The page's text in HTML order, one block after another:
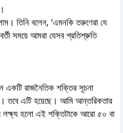
তিনি বলেন, ‘এমনকি তরুণেরা যে
সময়ে আমরা যেসব প্রতিশ্রুতি
একটি রাজনৈতিক শক্তির সূচনা
তবে এটি হয়েছে। আমি আন্তরিকতার
লক্ষ্য হলো এই শক্তিটাকে আরো ৫০ বা